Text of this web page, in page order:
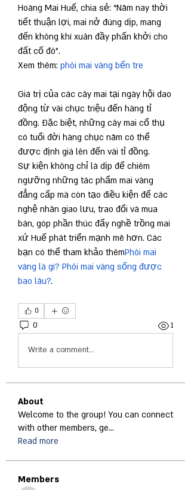
Hoàng Mai Huế, chia sẻ: “Năm nay thời
tiết thuận lợi, mai nở đúng dịp, mang
đến không khí xuân đầy phấn khởi cho
đất cố đô”.
Xem thêm: phôi mai vàng bến tre
Giá trị của các cây mai tại ngày hội dao
động từ vài chục triệu đến hàng tỉ
đồng. Đặc biệt, những cây mai cổ thụ
có tuổi đời hàng chục năm có thể
được định giá lên đến vài tỉ đồng.
Sự kiện không chỉ là dịp để chiêm
ngưỡng những tác phẩm mai vàng
đẳng cấp mà còn tạo điều kiện để các
nghệ nhân giao lưu, trao đổi và mua
bán, góp phần thúc đẩy nghề trồng mai
xứ Huế phát triển mạnh mẽ hơn. Các
bạn có thể tham khảo thêmPhôi mai
vàng là gì? Phôi mai vàng sống được
bao lâu?.
0
0 1
Write a comment...
About
Welcome to the group! You can connect
with other members, ge...
Read more
Members